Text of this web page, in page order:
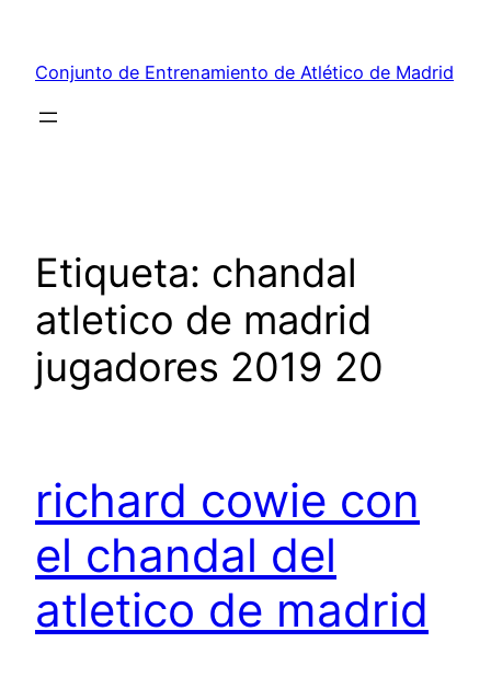
contenido
Conjunto de Entrenamiento de Atlético de Madrid
Etiqueta: chandal
atletico de madrid
jugadores 2019 20
richard cowie con
el chandal del
atletico de madrid